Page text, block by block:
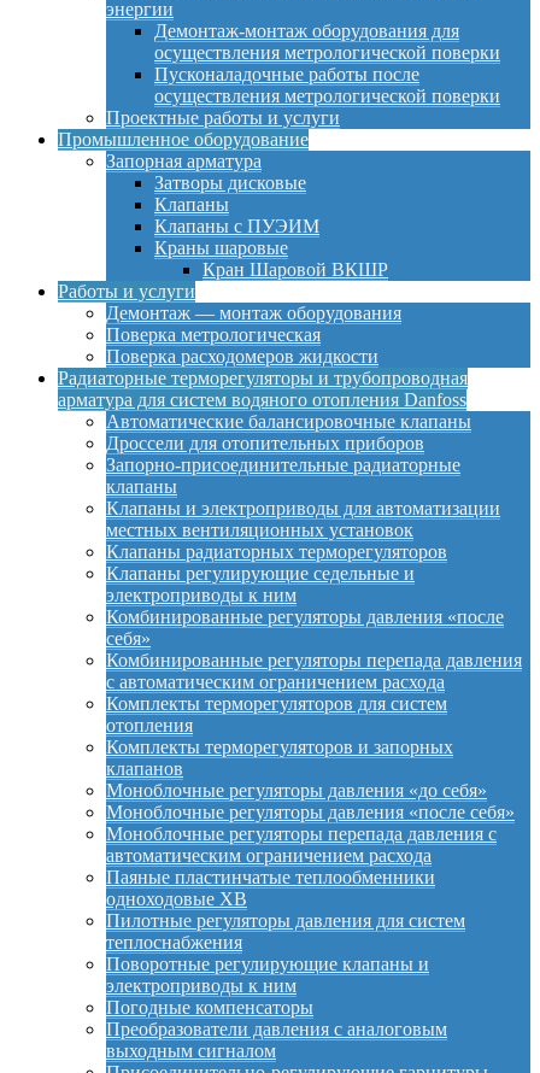
энергии
Демонтаж-монтаж оборудования для
осуществления метрологической поверки
Пусконаладочные работы после
осуществления метрологической поверки
Проектные работы и услуги
Промышленное оборудование
Запорная арматура
Затворы дисковые
Клапаны
Клапаны с ПУЭИМ
Краны шаровые
Кран Шаровой ВКШР
Работы и услуги
Демонтаж — монтаж оборудования
Поверка метрологическая
Поверка расходомеров жидкости
Радиаторные терморегуляторы и трубопроводная
арматура для систем водяного отопления Danfoss
Автоматические балансировочные клапаны
Дроссели для отопительных приборов
Запорно-присоединительные радиаторные
клапаны
Клапаны и электроприводы для автоматизации
местных вентиляционных установок
Клапаны радиаторных терморегуляторов
Клапаны регулирующие седельные и
электроприводы к ним
Комбинированные регуляторы давления «после
себя»
Комбинированные регуляторы перепада давления
с автоматическим ограничением расхода
Комплекты терморегуляторов для систем
отопления
Комплекты терморегуляторов и запорных
клапанов
Моноблочные регуляторы давления «до себя»
Моноблочные регуляторы давления «после себя»
Моноблочные регуляторы перепада давления с
автоматическим ограничением расхода
Паяные пластинчатые теплообменники
одноходовые XB
Пилотные регуляторы давления для систем
теплоснабжения
Поворотные регулирующие клапаны и
электроприводы к ним
Погодные компенсаторы
Преобразователи давления с аналоговым
выходным сигналом